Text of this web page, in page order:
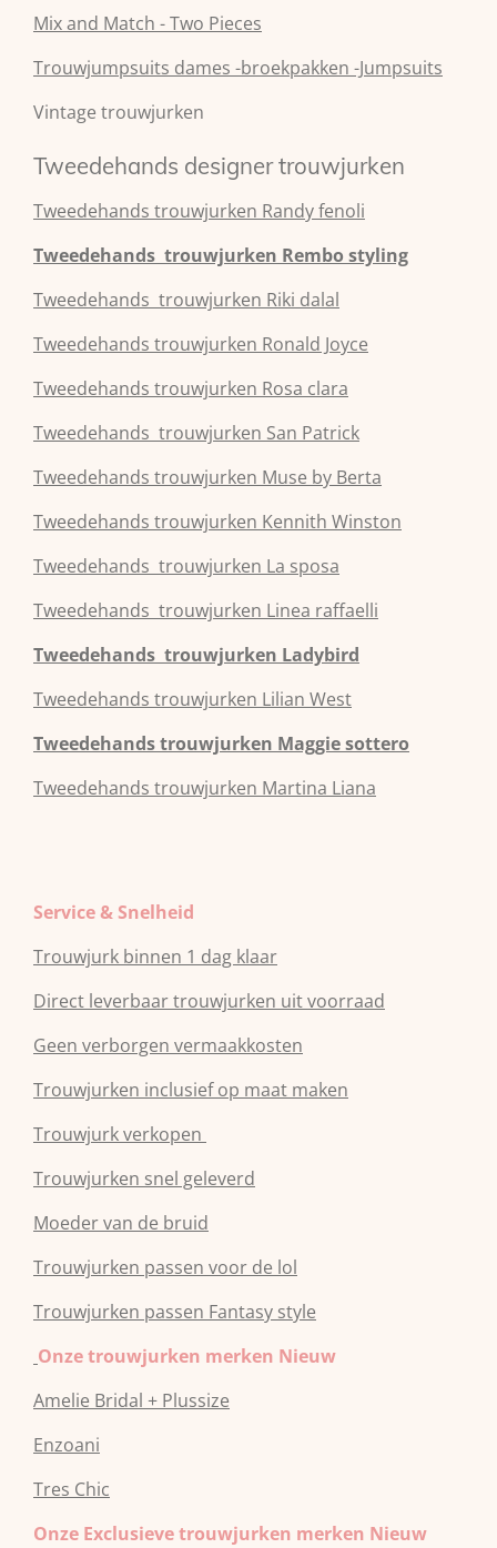
Mix and Match - Two Pieces
Trouwjumpsuits dames -broekpakken -Jumpsuits
Vintage trouwjurken
Tweedehands designer trouwjurken
Tweedehands trouwjurken Randy fenoli
Tweedehands trouwjurken Rembo styling
Tweedehands trouwjurken Riki dalal
Tweedehands trouwjurken Ronald Joyce
Tweedehands trouwjurken Rosa clara
Tweedehands trouwjurken San Patrick
Tweedehands trouwjurken Muse by Berta
Tweedehands trouwjurken Kennith Winston
Tweedehands trouwjurken La sposa
Tweedehands trouwjurken Linea raffaelli
Tweedehands trouwjurken Ladybird
Tweedehands trouwjurken Lilian West
Tweedehandstrouwjurken Maggie sottero
Tweedehands trouwjurken Martina Liana
Service & Snelheid
Trouwjurk binnen 1 dag klaar
Direct leverbaar trouwjurken uit voorraad
Geen verborgen vermaakkosten
Trouwjurken inclusief op maat maken
Trouwjurk verkopen
Trouwjurken snel geleverd
Moeder van de bruid
Trouwjurken passen voor de lol
Trouwjurken passen Fantasy style
Onze trouwjurken merken Nieuw
Amelie Bridal + Plussize
Enzoani
Tres Chic
Onze Exclusieve trouwjurken merken Nieuw